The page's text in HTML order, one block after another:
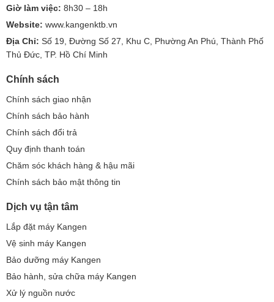
Giờ làm việc: 8h30 – 18h
Website: www.kangenktb.vn
Địa Chỉ: Số 19, Đường Số 27, Khu C, Phường An Phú, Thành Phố
Thủ Đức, TP. Hồ Chí Minh
Chính sách
Chính sách giao nhận
Chính sách bảo hành
Chính sách đổi trả
Quy định thanh toán
Chăm sóc khách hàng & hậu mãi
Chính sách bảo mật thông tin
Dịch vụ tận tâm
Lắp đặt máy Kangen
Vệ sinh máy Kangen
Bảo dưỡng máy Kangen
Bảo hành, sửa chữa máy Kangen
Xử lý nguồn nước